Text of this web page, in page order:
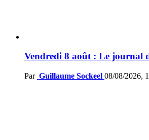
Vendredi 8 août : Le journal
Par Guillaume Sockeel 08/08/2026,